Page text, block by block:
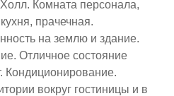
Комната персонала,
прачечная.
на землю и здание.
Отличное состояние
вокруг гостиницы и в